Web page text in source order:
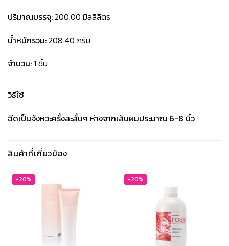
ปริมาณบรรจุ: 200.00 มิลลิลิตร
น้ำหนักรวม: 208.40 กรัม
จำนวน: 1 ชิ้น
วิธีใช้
ฉีดเป็นจังหวะครั้งละสั้นๆ ห่างจากเส้นผมประมาณ 6-8 นิ้ว
สินค้าที่เกี่ยวข้อง
-20% -20%